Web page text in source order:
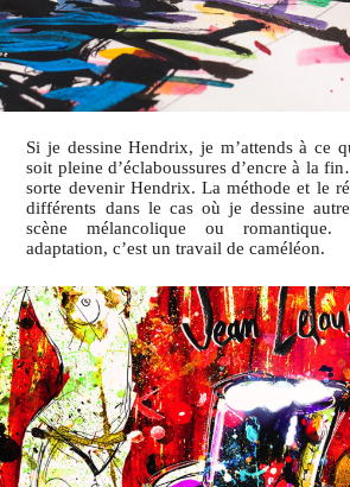
Si je dessine Hendrix, je m’attends à ce
soit pleine d’éclaboussures d’encre à la
sorte devenir Hendrix. La méthode et le
différents dans le cas où je dessine
scène mélancolique ou
adaptation, c’est un travail de caméléon.